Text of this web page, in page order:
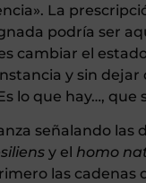
La
podría ser
cambiar el
y sin dejar
lo que hay…, que
señalando las
y el homo
las cadenas